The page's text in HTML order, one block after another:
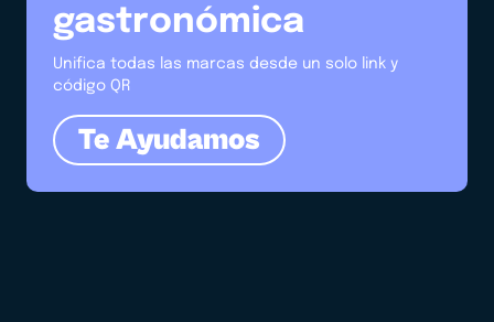
gastronómica
Unifica todas las marcas desde un solo link y
código QR
Te Ayudamos